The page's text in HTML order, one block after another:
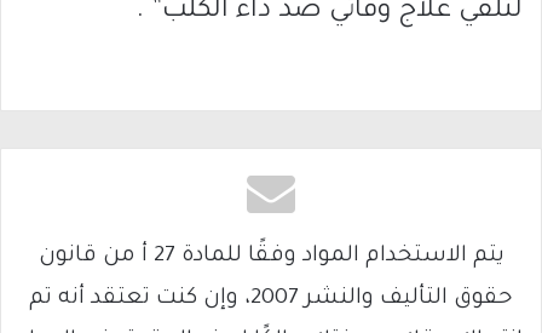
لتلقّي علاج وقائي ضدّ داء الكَلَب” .
يتم الاستخدام المواد وفقًا للمادة 27 أ من قانون
حقوق التأليف والنشر 2007، وإن كنت تعتقد أنه تم